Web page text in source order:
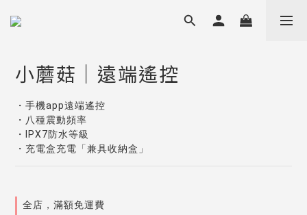
小蘑菇｜遠端遙控
・手機app遠端遙控
・八種震動頻率
・IPX7防水等級
・充電盒充電「兼具收納盒」
全店，滿額免運費